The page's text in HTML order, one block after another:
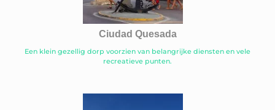
Ciudad Quesada
Een klein gezellig dorp voorzien van belangrijke diensten en vele
recreatieve punten.